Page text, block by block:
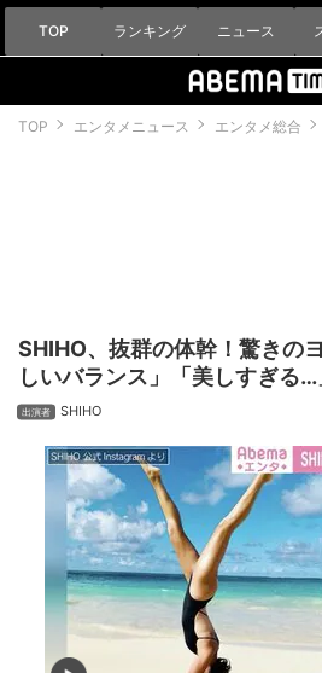
TOP ランキング ニュース
TOP エンタメニュース エンタメ総合
SHIHO、抜群の体幹！驚きの
しいバランス」「美しすぎる
SHIHO